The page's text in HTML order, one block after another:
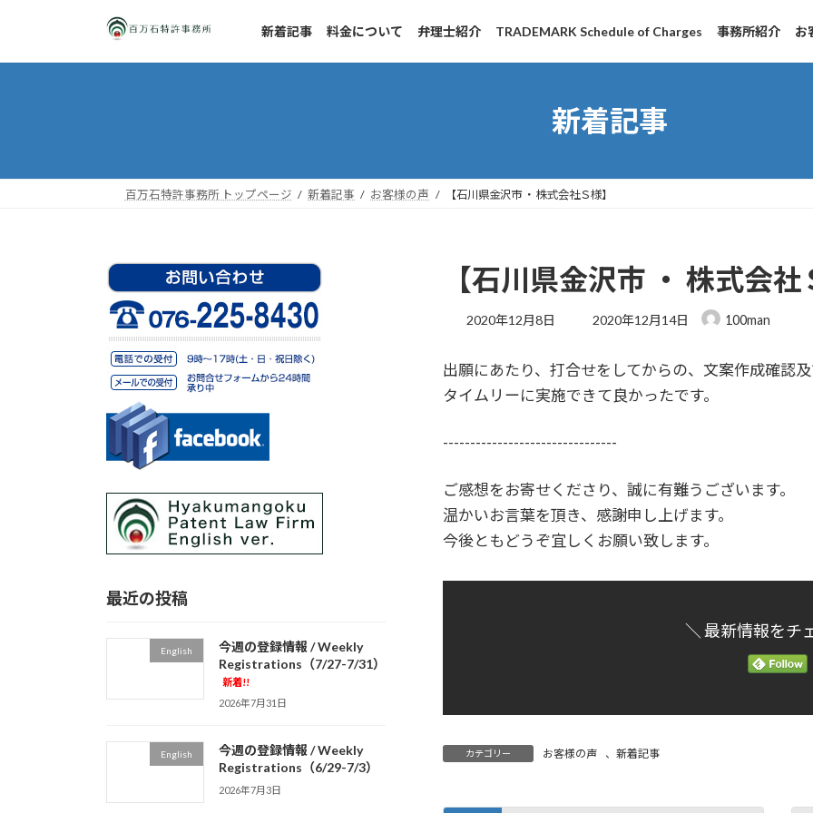
ッ
移
新着記事 料金について 弁理士紹介 TRADEMARK Schedule of Charges 事務所紹介 お
新着記事
百万石特許事務所 トップページ 新着記事 お客様の声 【石川県金沢市 ・ 株式会社Ｓ様】
【石川県金沢市 ・ 株式会社
2020年12月8日
最
新
日
2020年12月14日 100man
出願にあたり、打合せをしてからの、文案作成確認及
タイムリーに実施できて良かったです。
--------------------------------
ご感想をお寄せくださり、誠に有難うございます。
温かいお言葉を頂き、感謝申し上げます。
今後ともどうぞ宜しくお願い致します。
＼ 最新情報をチ
カテゴリー お客様の声 、新着記事
最近の投稿
English
今週の登録情報 / Weekly
Registrations（7/27-7/31）
新着!!
2026年7月31日
English
今週の登録情報 / Weekly
Registrations（6/29-7/3）
2026年7月3日